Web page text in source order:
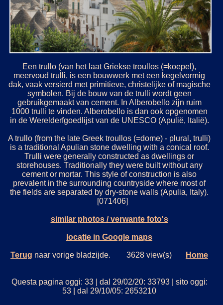
Een trullo (van het laat Griekse troullos (=koepel),
meervoud trulli, is een bouwwerk met een kegelvormig
dak, vaak versierd met primitieve, christelijke of magische
symbolen. Bij de bouw van de trulli wordt geen
gebruikgemaakt van cement. In Alberobello zijn ruim
1000 trulli te vinden. Alberobello is dan ook opgenomen
in de Werelderfgoedlijst van de UNESCO (Apulië, Italië).
A trullo (from the late Greek troullos (=dome) - plural, trulli)
is a traditional Apulian stone dwelling with a conical roof.
Trulli were generally constructed as dwellings or
storehouses. Traditionally they were built without any
cement or mortar. This style of construction is also
prevalent in the surrounding countryside where most of
the fields are separated by dry-stone walls (Apulia, Italy).
[071406]
similar photos / verwante foto's
locatie in Google maps
Terug naar vorige bladzijde. 3628 view(s) Home
Questa pagina oggi: 33 | dal 29/02/20: 33793 | sito oggi:
53 | dal 29/10/05: 2653210